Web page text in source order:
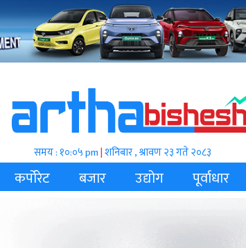
समय : १०:०५ pm|शनिबार , श्रावण २३ गते २०८३
कर्पोरेट बजार उद्योग पूर्वाधार